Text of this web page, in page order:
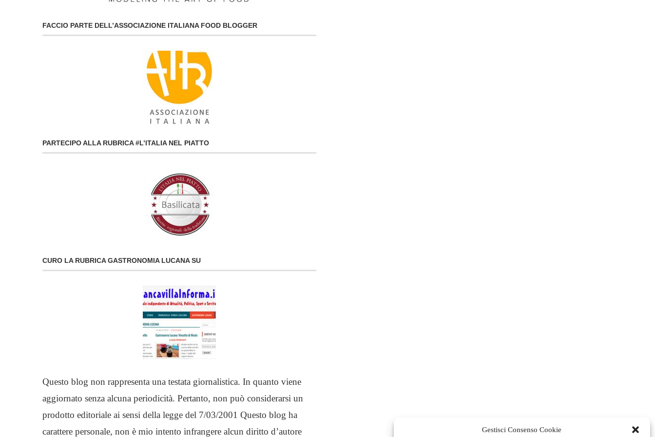
Gestisci Consenso Cookie
FACCIO PARTE DELL’ASSOCIAZIONE ITALIANA FOOD BLOGGER
PARTECIPO ALLA RUBRICA #L’ITALIA NEL PIATTO
CURO LA RUBRICA GASTRONOMIA LUCANA SU
Questo blog non rappresenta una testata giornalistica. In quanto viene
aggiornato senza alcuna periodicità. Pertanto, non può considerarsi un
prodotto editoriale ai sensi della legge del 7/03/2001 Questo blog ha
carattere personale, non è mio intento infrangere alcun diritto d’autore